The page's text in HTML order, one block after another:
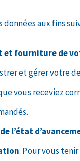
données aux fins
et fourniture de
et gérer votre
vous receviez
l’état
: Pour vous